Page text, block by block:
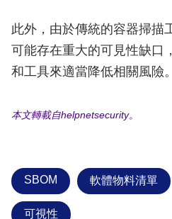
此外，由於傳統的容器掃描
可能存在重大的可見性缺口
和工具來適當降低相關風險。
本文轉載自​helpnetsecurity。
SBOM 軟體物料清單
可視性